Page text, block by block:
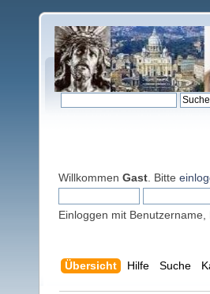
Willkommen Gast . Bitte
Einloggen mit
Übersicht Hilfe Suche